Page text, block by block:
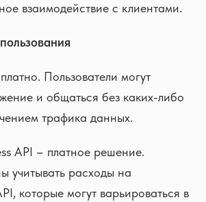
взаимодействие с клиентами.
Пользователи могут
и общаться без каких-либо
трафика данных.
API – платное решение.
учитывать расходы на
которые могут варьироваться в